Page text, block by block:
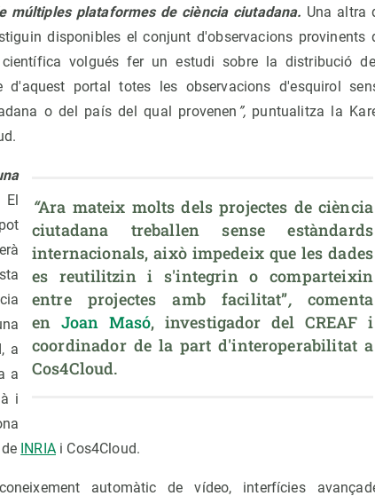
múltiples plataformes de ciència ciutadana. Una altra
disponibles el conjunt d'observacions provinents
volgués fer un estudi sobre la distribució
d'aquest portal totes les observacions d'esquirol
o del país del qual provenen ”, puntualitza la
“Ara mateix molts dels projectes de ciència
ciutadana treballen sense estàndards
internacionals, això impedeix que les dades
es reutilitzin i s'integrin o comparteixin
entre projectes amb facilitat”, comenta
en Joan Masó, investigador del CREAF i
coordinador de la part d'interoperabilitat a
Cos4Cloud.
El
a
a
i
INRIAi Cos4Cloud.
automàtic de vídeo, interfícies